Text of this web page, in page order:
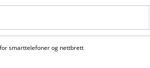
smarttelefoner og nettbrett